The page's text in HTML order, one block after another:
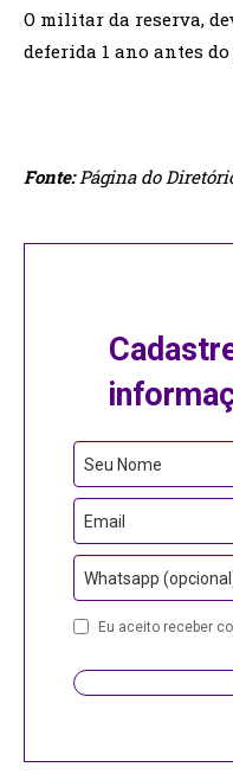
O militar da reserva,
deferida 1 ano antes
Fonte:Página do
Company
Name
Seu Nome
Email
Whatsapp
Eu aceito receber